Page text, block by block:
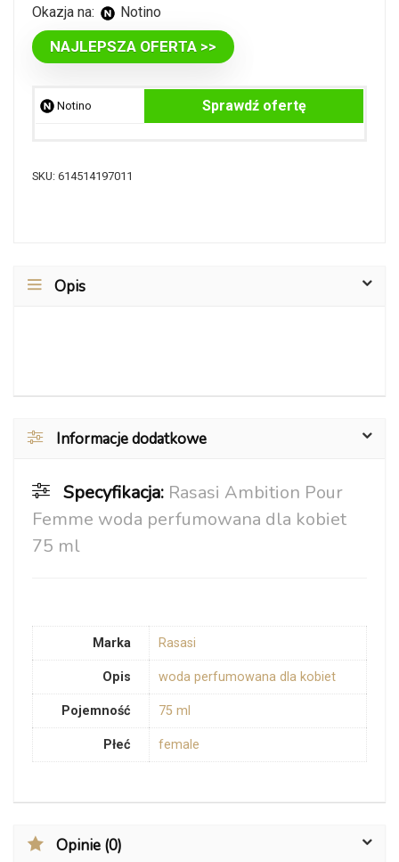
Okazja na: Notino
NAJLEPSZA OFERTA >>
Notino Sprawdź ofertę
SKU: 614514197011
Opis
Informacje dodatkowe
Specyfikacja: Rasasi Ambition Pour
Femme woda perfumowana dla kobiet
75 ml
Marka Rasasi
Opis woda perfumowana dla kobiet
Pojemność 75 ml
Płeć female
Opinie (0)